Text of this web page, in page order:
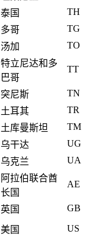
泰国 TH
多哥 TG
汤加 TO
特立尼达和多
巴哥
TT
突尼斯 TN
土耳其 TR
土库曼斯坦 TM
乌干达 UG
乌克兰 UA
阿拉伯联合酋
长国
AE
英国 GB
美国 US